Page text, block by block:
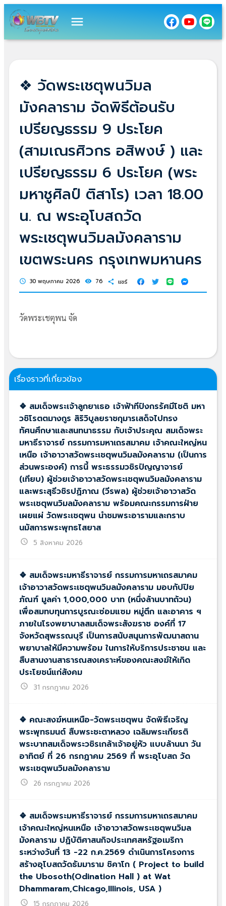
menu
❖ วัดพระเชตุพนวิมล
มังคลาราม จัดพิธีต้อนรับ
เปรียญธรรม 9 ประโยค
(สามเณรศิวกร อสิพงษ์ ) และ
เปรียญธรรม 6 ประโยค (พระ
มหาชูศิลป์ ติสาโร) เวลา 18.00
น. ณ พระอุโบสถวัด
พระเชตุพนวิมลมังคลาราม
เขตพระนคร กรุงเทพมหานคร
schedule 30 พฤษภาคม 2026 visibility 76 share แชร์
วัดพระเชตุพน จัด
เรื่องราวที่เกี่ยวข้อง
❖ สมเด็จพระเจ้าลูกยาเธอ เจ้าฟ้าทีปังกรรัศมีโชติ มหา
วชิโรตตมางกูร สิริวิบูลยราชกุมารเสด็จไปทรง
ทัศนศึกษาและสนทนาธรรม กับเจ้าประคุณ สมเด็จพระ
มหาธีราจารย์ กรรมการมหาเถรสมาคม เจ้าคณะใหญ่หน
เหนือ เจ้าอาวาสวัดพระเชตุพนวิมลมังคลาราม (เป็นการ
ส่วนพระองค์) การนี้ พระธรรมวชิรปัญญาจารย์
(เทียบ) ผู้ช่วยเจ้าอาวาสวัดพระเชตุพนวิมลมังคลาราม
และพระสุธีวชิรปฏิภาณ (วีรพล) ผู้ช่วยเจ้าอาวาสวัด
พระเชตุพนวิมลมังคลาราม พร้อมคณะกรรมการฝ่าย
เผยแผ่ วัดพระเชตุพน นำชมพระอารามและกราบ
นมัสการพระพุทธไสยาส
schedule 5 สิงหาคม 2026
❖ สมเด็จพระมหาธีราจารย์ กรรมการมหาเถรสมาคม
เจ้าอาวาสวัดพระเชตุพนวิมลมังคลาราม มอบกัปปิย
ภัณฑ์ มูลค่า 1,000,000 บาท (หนึ่งล้านบาทถ้วน)
เพื่อสมทบทุนการบูรณะซ่อมแซม หมู่ตึก และอาคาร ฯ
ภายในโรงพยาบาลสมเด็จพระสังฆราช องค์ที่ 17
จังหวัดสุพรรณบุรี เป็นการสนับสนุนการพัฒนาสถาน
พยาบาลให้มีความพร้อม ในการให้บริการประชาชน และ
สืบสานงานสาธารณสงเคราะห์ของคณะสงฆ์ให้เกิด
ประโยชน์แก่สังคม
schedule 31 กรกฎาคม 2026
❖ คณะสงฆ์หนเหนือ-วัดพระเชตุพน จัดพิธีเจริญ
พระพุทธมนต์ สืบพระชะตาหลวง เฉลิมพระเกียรติ
พระบาทสมเด็จพระวชิรเกล้าเจ้าอยู่หัว แบบล้านนา วัน
อาทิตย์ ที่ 26 กรกฏาคม 2569 ที่ พระอุโบสถ วัด
พระเชตุพนวิมลมังคลาราม
schedule 26 กรกฎาคม 2026
❖ สมเด็จพระมหาธีราจารย์ กรรมการมหาเถรสมาคม
เจ้าคณะใหญ่หนเหนือ เจ้าอาวาสวัดพระเชตุพนวิมล
มังคลาราม ปฏิบัติศาสนกิจประเทศสหรัฐอเมริกา
ระหว่างวันที่ 13 -22 ก.ค.2569 ดำเนินการโครงการ
สร้างอุโบสถวัดธัมมาราม ชิคาโก ( Project to build
the Ubosoth(Odination Hall ) at Wat
Dhammaram,Chicago,IIIinois, USA )
schedule 15 กรกฎาคม 2026